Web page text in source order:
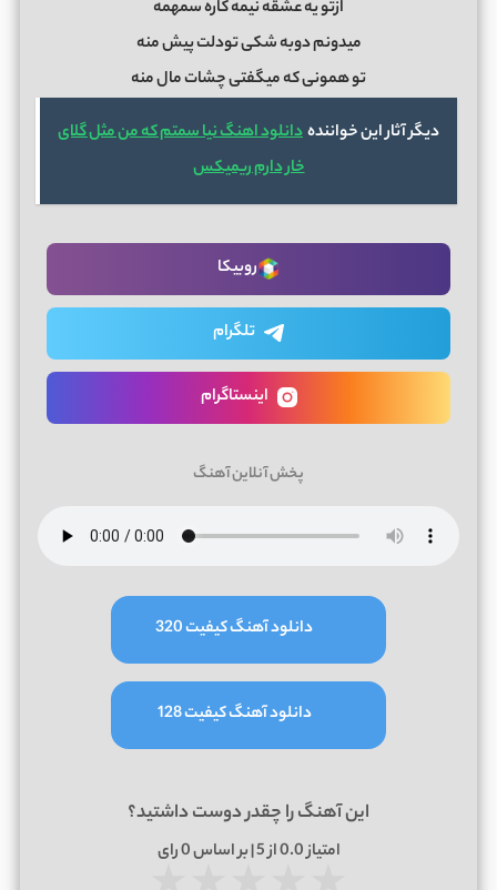
ازتو یه عشقه نیمه کاره سمهمه
میدونم دوبه شکی تودلت پیش منه
تو همونی که میگفتی چشات مال منه
دیگر آثار این خوانندهدانلود اهنگ نیا سمتم که من مثل گلای
خار دارم ریمیکس
روبیکا
تلگرام
اینستاگرام
پخش آنلاین آهنگ
دانلود آهنگ کیفیت 320
دانلود آهنگ کیفیت 128
این آهنگ را چقدر دوست داشتید؟
امتیاز0.0از 5 | بر اساس 0رای